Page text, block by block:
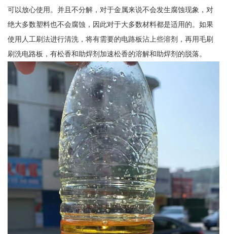
可以放心使用。并且不分解，对于金属来说不会发生腐蚀现象，对
绝大多数塑料也不会腐蚀，因此对于大多数材料都是适用的。如果
使用人工刷法进行清洗，将有需要的电路板沾上些溶剂，再用毛刷
刷洗电路板，有松香和助焊剂加速松香的溶解和助焊剂的脱落。